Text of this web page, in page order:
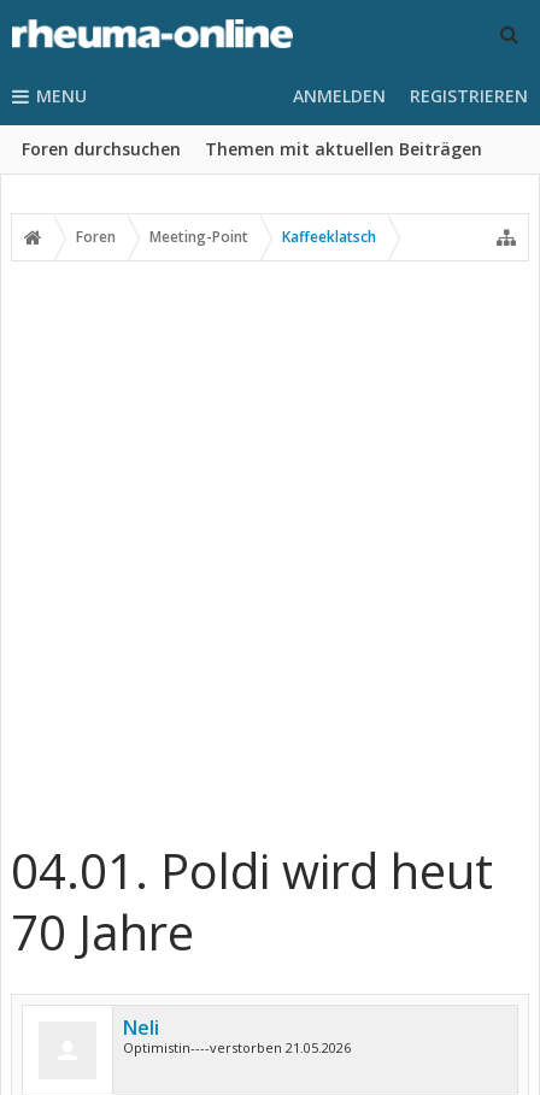
MENU
Foren durchsuchen Themen mit aktuellen Beiträgen
ANMELDEN REGISTRIEREN
Foren Meeting-Point Kaffeeklatsch
04.01. Poldi wird heut
70 Jahre
Neli
Optimistin----verstorben 21.05.2026